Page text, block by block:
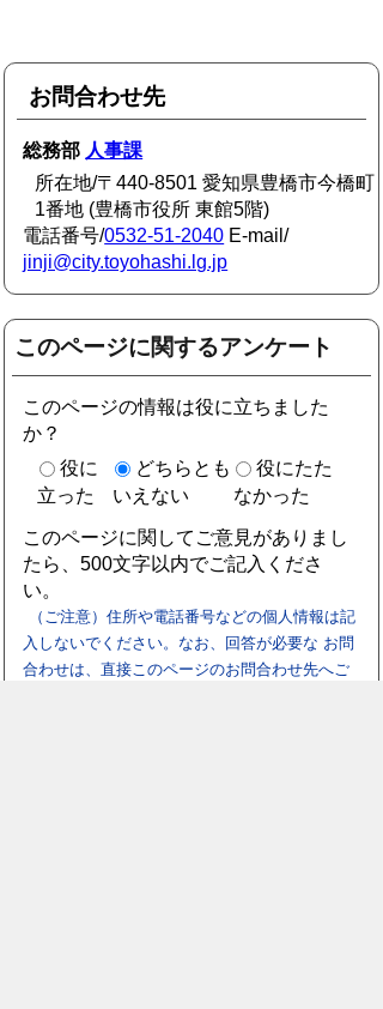
お問合わせ先
総務部 人事課
所在地/〒440-8501 愛知県豊橋市今橋町
1番地 (豊橋市役所 東館5階)
電話番号/0532-51-2040 E-mail/
jinji@city.toyohashi.lg.jp
このページに関するアンケート
このページの情報は役に立ちました
か？
役に
立った
どちらとも
いえない
役にたた
なかった
このページに関してご意見がありまし
たら、500文字以内でご記入くださ
い。
（ご注意）住所や電話番号などの個人情報は記
入しないでください。なお、回答が必要な お問
合わせは、直接このページのお問合わせ先へご